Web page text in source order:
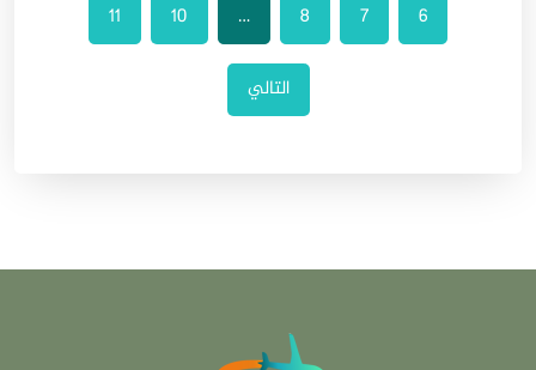
6
7
8
…
10
11
التالي